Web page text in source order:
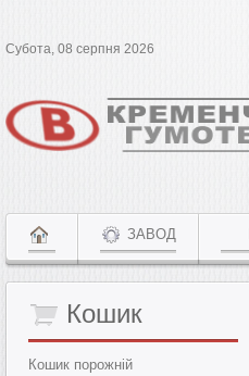
Субота, 08 серпня 2026
ЗАВОД
Кошик
Кошик порожній